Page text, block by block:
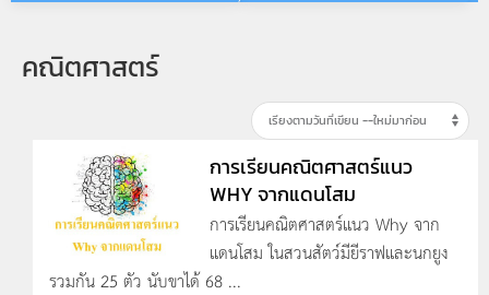
คณิตศาสตร์
การเรียนคณิตศาสตร์แนว
WHY จากแดนโสม
การเรียนคณิตศาสตร์แนว Why จาก
แดนโสม ในสวนสัตว์มียีราฟและนกยูง
รวมกัน 25 ตัว นับขาได้ 68 ...